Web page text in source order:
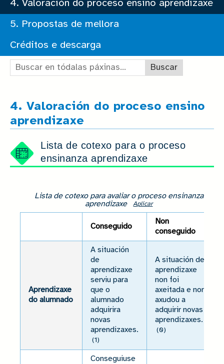
4. Valoración do proceso ensino aprendizaxe
5. Propostas de mellora
Créditos e descarga
Buscar en tódalas páxinas:
4. Valoración do proceso ensino
aprendizaxe
Lista de cotexo para o proceso
ensinanza aprendizaxe
Lista de cotexo para avaliar o proceso ensinanza
aprendizaxe
Aplicar
Conseguido
Non
conseguido
Aprendizaxe
do alumnado
A situación
de
aprendizaxe
serviu para
que o
alumnado
adquirira
novas
aprendizaxes.
(1)
A situación de
aprendizaxe
non foi
axeitada e non
axudou a
adquirir novas
aprendizaxes.
(0)
Conseguiuse